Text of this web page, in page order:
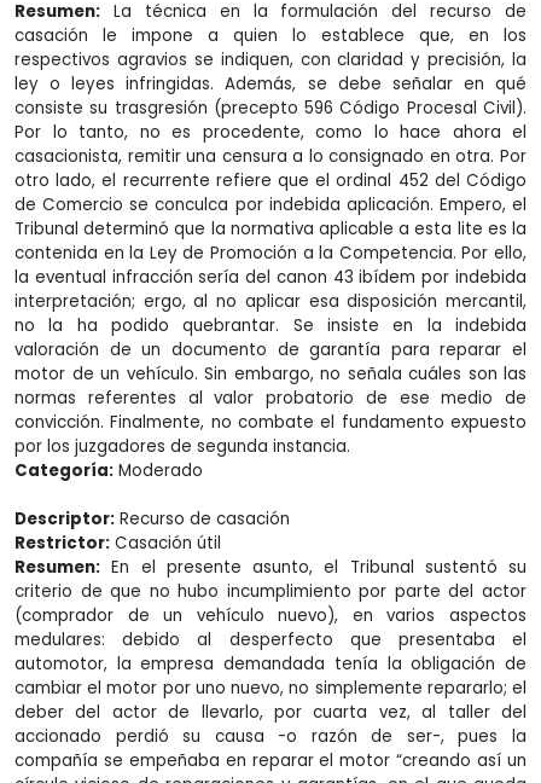
Resumen: La técnica en la formulación del recurso de
casación le impone a quien lo establece que, en los
respectivos agravios se indiquen, con claridad y precisión, la
ley o leyes infringidas. Además, se debe señalar en qué
consiste su trasgresión (precepto 596 Código Procesal Civil).
Por lo tanto, no es procedente, como lo hace ahora el
casacionista, remitir una censura a lo consignado en otra. Por
otro lado, el recurrente refiere que el ordinal 452 del Código
de Comercio se conculca por indebida aplicación. Empero, el
Tribunal determinó que la normativa aplicable a esta lite es la
contenida en la Ley de Promoción a la Competencia. Por ello,
la eventual infracción sería del canon 43 ibídem por indebida
interpretación; ergo, al no aplicar esa disposición mercantil,
no la ha podido quebrantar. Se insiste en la indebida
valoración de un documento de garantía para reparar el
motor de un vehículo. Sin embargo, no señala cuáles son las
normas referentes al valor probatorio de ese medio de
convicción. Finalmente, no combate el fundamento expuesto
por los juzgadores de segunda instancia.
Categoría: Moderado
Descriptor: Recurso de casación
Restrictor: Casación útil
Resumen: En el presente asunto, el Tribunal sustentó su
criterio de que no hubo incumplimiento por parte del actor
(comprador de un vehículo nuevo), en varios aspectos
medulares: debido al desperfecto que presentaba el
automotor, la empresa demandada tenía la obligación de
cambiar el motor por uno nuevo, no simplemente repararlo; el
deber del actor de llevarlo, por cuarta vez, al taller del
accionado perdió su causa -o razón de ser-, pues la
compañía se empeñaba en reparar el motor “creando así un